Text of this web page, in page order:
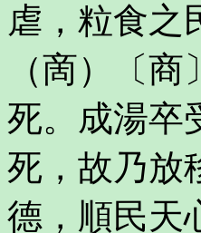
虐，粒食之
（啇）〔
死。成湯卒
死，故乃放
德，順民天